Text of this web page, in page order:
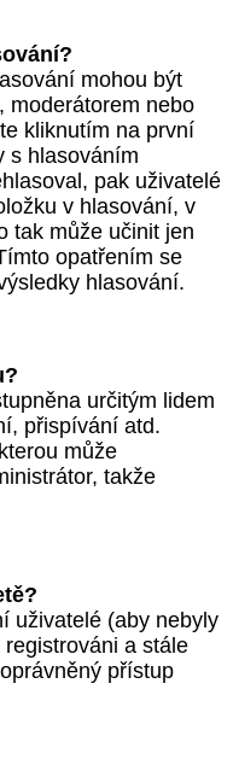
mohou být
moderátorem nebo
kliknutím na první
s hlasováním
pak uživatelé
v hlasování, v
tak může učinit jen
opatřením se
hlasování.
určitým lidem
přispívání atd.
může
takže
uživatelé (aby nebyly
a stále
přístup